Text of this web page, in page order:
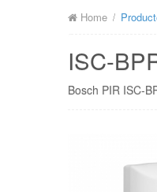
Home
ISC-
Bosch PIR ISC-